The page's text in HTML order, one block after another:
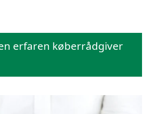
erfaren køberrådgiver